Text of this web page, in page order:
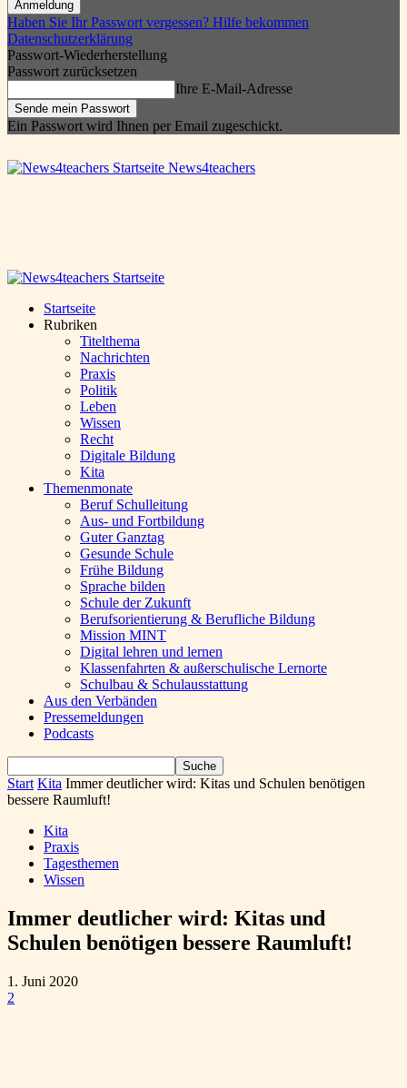
Haben Sie Ihr Passwort vergessen? Hilfe bekommen
Datenschutzerklärung
Passwort-Wiederherstellung
Passwort zurücksetzen
Ihre E-Mail-Adresse
Ein Passwort wird Ihnen per Email zugeschickt.
News4teachers
Startseite
Rubriken
Titelthema
Nachrichten
Praxis
Politik
Leben
Wissen
Recht
Digitale Bildung
Kita
Themenmonate
Beruf Schulleitung
Aus- und Fortbildung
Guter Ganztag
Gesunde Schule
Frühe Bildung
Sprache bilden
Schule der Zukunft
Berufsorientierung & Berufliche Bildung
Mission MINT
Digital lehren und lernen
Klassenfahrten & außerschulische Lernorte
Schulbau & Schulausstattung
Aus den Verbänden
Pressemeldungen
Podcasts
Start Kita Immer deutlicher wird: Kitas und Schulen benötigen
bessere Raumluft!
Kita
Praxis
Tagesthemen
Wissen
Immer deutlicher wird: Kitas und
Schulen benötigen bessere Raumluft!
1. Juni 2020
2